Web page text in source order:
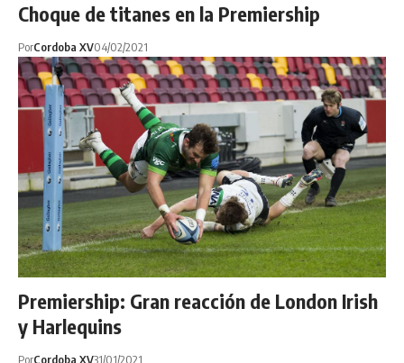
Choque de titanes en la Premiership
PorCordoba XV04/02/2021
Premiership: Gran reacción de London Irish
y Harlequins
PorCordoba XV31/01/2021